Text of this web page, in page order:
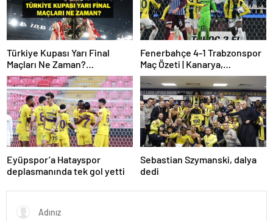
Türkiye Kupası Yarı Final
Maçları Ne Zaman?
Galatasaray’ın Rakibi Kim?
Trabzonspor’un Rakibi Kim?
ZTK Yarı Finalistler Belli Oldu
Fenerbahçe 4-1 Trabzonspor
Maç Özeti | Kanarya,
Galatasaray’la farkı azalttı
Eyüpspor’a Hatayspor
deplasmanında tek gol yetti
Sebastian Szymanski, dalya
dedi